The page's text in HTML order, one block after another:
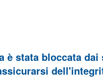
è stata bloccata